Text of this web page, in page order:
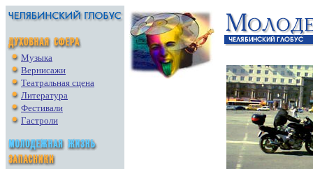
Музыка
Вернисажи
Театральная сцена
Литература
Фестивали
Гастроли